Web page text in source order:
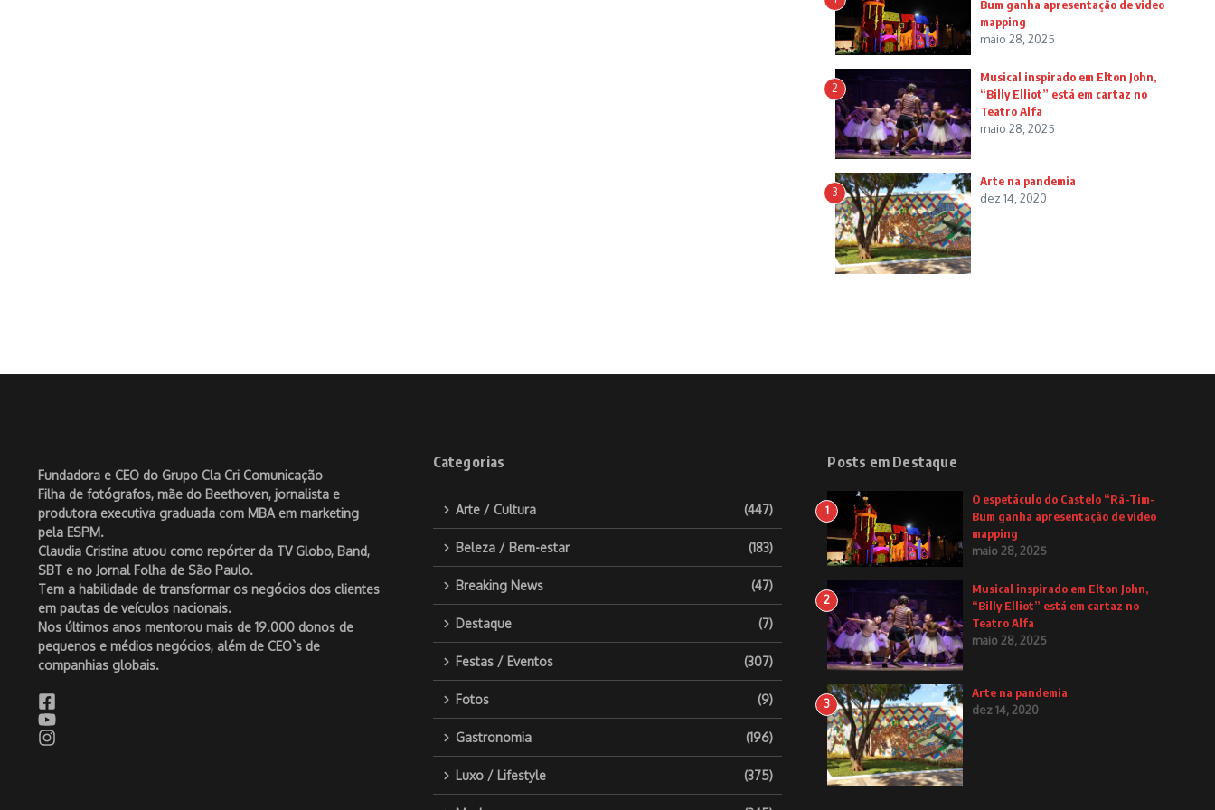
Bum ganha apresentação de video
mapping
maio 28, 2025
2
Musical inspirado em Elton John,
“Billy Elliot” está em cartaz no
Teatro Alfa
maio 28, 2025
3
Arte na pandemia
dez 14, 2020
Fundadora e CEO do Grupo Cla Cri Comunicação
Filha de fotógrafos, mãe do Beethoven, jornalista e
produtora executiva graduada com MBA em marketing
pela ESPM.
Claudia Cristina atuou como repórter da TV Globo, Band,
SBT e no Jornal Folha de São Paulo.
Tem a habilidade de transformar os negócios dos clientes
em pautas de veículos nacionais.
Nos últimos anos mentorou mais de 19.000 donos de
pequenos e médios negócios, além de CEO`s de
companhias globais.
Categorias
Arte / Cultura (447)
Beleza / Bem-estar (183)
Breaking News (47)
Destaque (7)
Festas / Eventos (307)
Fotos (9)
Gastronomia (196)
Luxo / Lifestyle (375)
Posts em Destaque
1
O espetáculo do Castelo “Rá-Tim-
Bum ganha apresentação de video
mapping
maio 28, 2025
2
Musical inspirado em Elton John,
“Billy Elliot” está em cartaz no
Teatro Alfa
maio 28, 2025
3
Arte na pandemia
dez 14, 2020